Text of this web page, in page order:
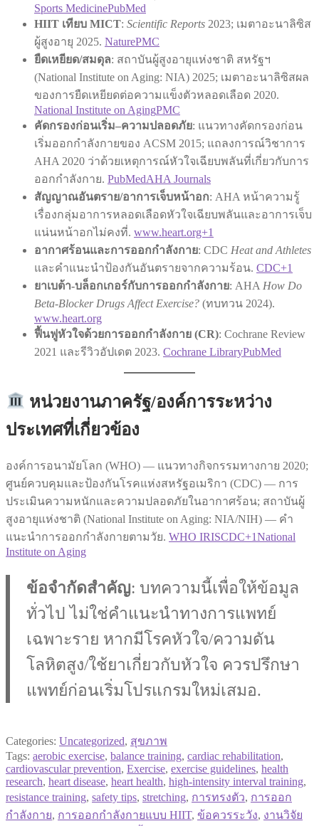
Sports MedicinePubMed
HIIT เทียบ MICT: Scientific Reports 2023; เมตาอะนาลิซิส
ผู้สูงอายุ 2025. NaturePMC
ยืดเหยียด/สมดุล: สถาบันผู้สูงอายุแห่งชาติ สหรัฐฯ
(National Institute on Aging: NIA) 2025; เมตาอะนาลิซิสผล
ของการยืดเหยียดต่อความแข็งตัวหลอดเลือด 2020.
National Institute on AgingPMC
คัดกรองก่อนเริ่ม–ความปลอดภัย: แนวทางคัดกรองก่อน
เริ่มออกกำลังกายของ ACSM 2015; แถลงการณ์วิชาการ
AHA 2020 ว่าด้วยเหตุการณ์หัวใจเฉียบพลันที่เกี่ยวกับการ
ออกกำลังกาย. PubMedAHA Journals
สัญญาณอันตราย/อาการเจ็บหน้าอก: AHA หน้าความรู้
เรื่องกลุ่มอาการหลอดเลือดหัวใจเฉียบพลันและอาการเจ็บ
แน่นหน้าอกไม่คงที่. www.heart.org+1
อากาศร้อนและการออกกำลังกาย: CDC Heat and Athletes
และคำแนะนำป้องกันอันตรายจากความร้อน. CDC+1
ยาเบต้า-บล็อกเกอร์กับการออกกำลังกาย: AHA How Do
Beta-Blocker Drugs Affect Exercise? (ทบทวน 2024).
www.heart.org
ฟื้นฟูหัวใจด้วยการออกกำลังกาย (CR): Cochrane Review
2021 และรีวิวอัปเดต 2023. Cochrane LibraryPubMed
หน่วยงานภาครัฐ/องค์การระหว่าง
ประเทศที่เกี่ยวข้อง
องค์การอนามัยโลก (WHO) — แนวทางกิจกรรมทางกาย 2020;
ศูนย์ควบคุมและป้องกันโรคแห่งสหรัฐอเมริกา (CDC) — การ
ประเมินความหนักและความปลอดภัยในอากาศร้อน; สถาบันผู้
สูงอายุแห่งชาติ (National Institute on Aging: NIA/NIH) — คำ
แนะนำการออกกำลังกายตามวัย. WHO IRISCDC+1National
Institute on Aging
ข้อจำกัดสำคัญ: บทความนี้เพื่อให้ข้อมูล
ทั่วไป ไม่ใช่คำแนะนำทางการแพทย์
เฉพาะราย หากมีโรคหัวใจ/ความดัน
โลหิตสูง/ใช้ยาเกี่ยวกับหัวใจ ควรปรึกษา
แพทย์ก่อนเริ่มโปรแกรมใหม่เสมอ.
Categories: Uncategorized, สุขภาพ
Tags: aerobic exercise, balance training, cardiac rehabilitation,
cardiovascular prevention, Exercise, exercise guidelines, health
research, heart disease, heart health, high-intensity interval training,
resistance training, safety tips, stretching, การทรงตัว, การออก
กำลังกาย, การออกกำลังกายแบบ HIIT, ข้อควรระวัง, งานวิจัย